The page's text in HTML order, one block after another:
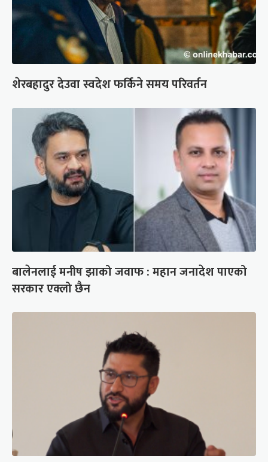
शेरबहादुर देउवा स्वदेश फर्किने समय परिवर्तन
बालेनलाई मनीष झाको जवाफ : महान जनादेश पाएको
सरकार एक्लो छैन